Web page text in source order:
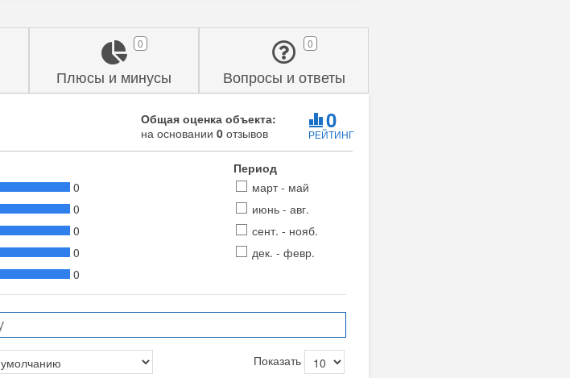
Плюсы и минусы
0
Вопросы и ответы
0
0
РЕЙТИНГ
Общая оценка объекта:
на основании 0 отзывов
0
0
0
0
0
Период
март - май
июнь - авг.
сент. - нояб.
дек. - февр.
Показать